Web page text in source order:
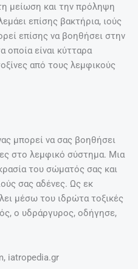
μείωση και την πρόληψη
επίσης βακτήρια, ιούς
επίσης να βοηθήσει στην
είναι κύτταρα
από τους λεμφικούς
μπορεί να σας βοηθήσει
στο λεμφικό σύστημα. Μια
του σώματός σας και
σας αδένες. Ως εκ
μέσω του ιδρώτα τοξικές
ο υδράργυρος, οδήγησε,
iatropedia.gr